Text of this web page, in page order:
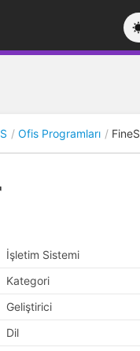
Ofis Programları
İşletim Sistemi
Kategori
Geliştirici
Dil